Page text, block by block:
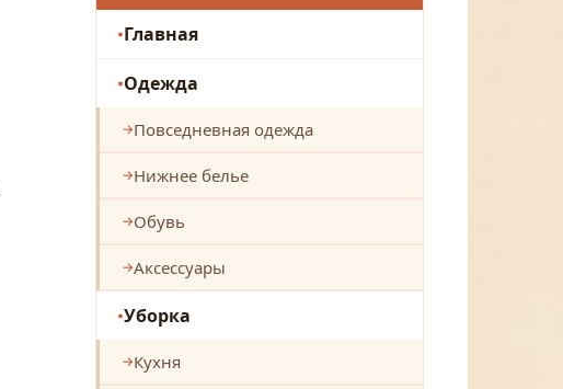
Главная
Одежда
Повседневная одежда
Нижнее белье
Обувь
Аксессуары
Уборка
Кухня